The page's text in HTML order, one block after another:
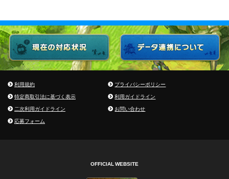
利用規約
プライバシーポリシー
特定商取引法に基づく表示
利用ガイドライン
二次利用ガイドライン
お問い合わせ
応募フォーム
OFFICIAL WEBSITE